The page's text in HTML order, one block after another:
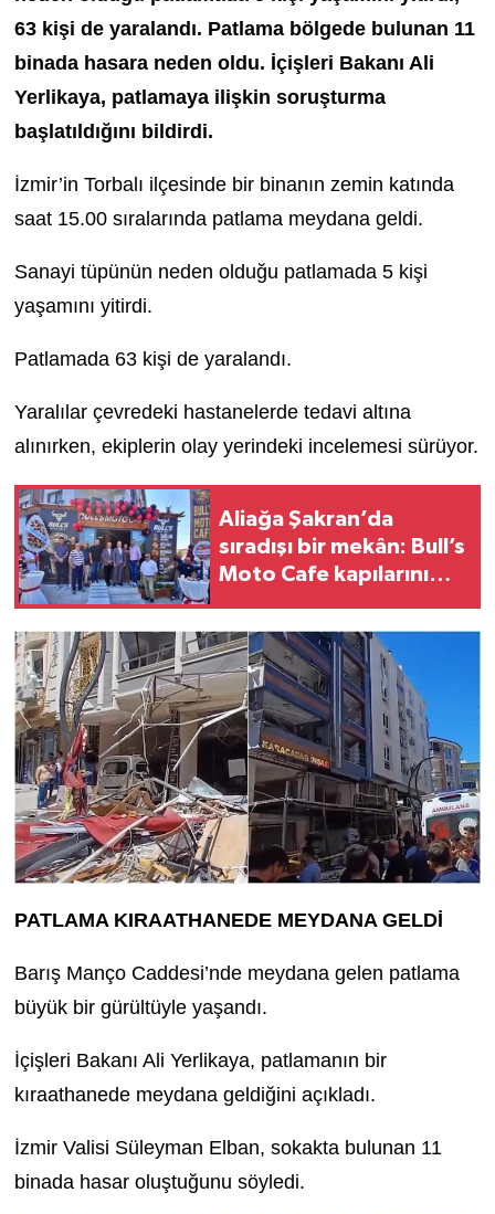
63 kişi de yaralandı. Patlama bölgede bulunan 11
binada hasara neden oldu. İçişleri Bakanı Ali
Yerlikaya, patlamaya ilişkin soruşturma
başlatıldığını bildirdi.
İzmir’in Torbalı ilçesinde bir binanın zemin katında
saat 15.00 sıralarında patlama meydana geldi.
Sanayi tüpünün neden olduğu patlamada 5 kişi
yaşamını yitirdi.
Patlamada 63 kişi de yaralandı.
Yaralılar çevredeki hastanelerde tedavi altına
alınırken, ekiplerin olay yerindeki incelemesi sürüyor.
Aliağa Şakran’da
sıradışı bir mekân: Bull’s
Moto Cafe kapılarını
PATLAMA KIRAATHANEDE MEYDANA GELDİ
Barış Manço Caddesi’nde meydana gelen patlama
büyük bir gürültüyle yaşandı.
İçişleri Bakanı Ali Yerlikaya, patlamanın bir
kıraathanede meydana geldiğini açıkladı.
İzmir Valisi Süleyman Elban, sokakta bulunan 11
binada hasar oluştuğunu söyledi.